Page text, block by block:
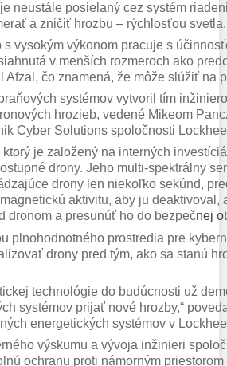
neustále posielaný cez systém
a zničiť hrozbu – rýchlosťou svetla.
s vysokým výkonom pracuje s
v menších rozmeroch ako
Afzal, čo znamená, že môže slúžiť na
systémov vytvoril tím
hrozieb, vedené Mikeom
Cyber ​​Solutions spoločnosti
je založený na interných
drony. Jeho multi-spektrálny
drony len niekoľko sekúnd,
aktivitu, aby ju deaktivoval,
dronom a presunúť ho do bezpečnej
plnohodnotného prostredia pre
drony pred tým, ako sa stanú
technológie do budúcnosti už
systémov prijať nové hrozby,“
energetických systémov v
výskumu a vývoja inžinieri
ochranu proti námorným